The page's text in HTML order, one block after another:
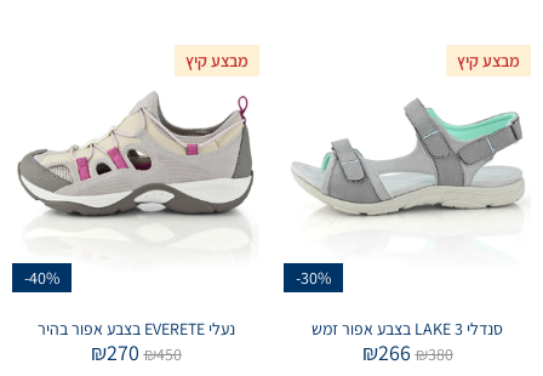
מבצע קיץ
-30%
סנדלי LAKE 3 בצבע אפור זמש
₪380
₪266
מבצע קיץ
-40%
נעלי EVERETE בצבע אפור בהיר
₪450
₪270